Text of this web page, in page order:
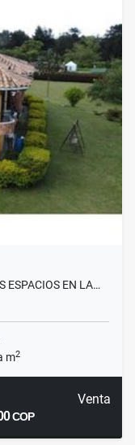
ESPACIOS EN LA…
m2
Venta
COP